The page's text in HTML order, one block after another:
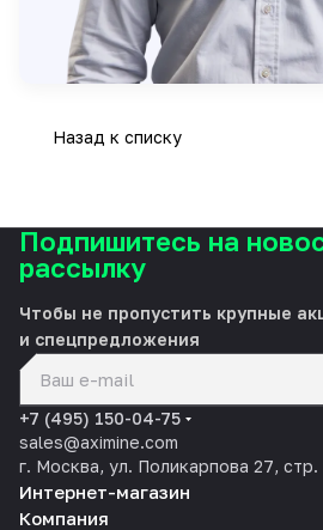
Назад к списку
Подпишитесь на
рассылку
Чтобы не пропустить крупные
и спецпредложения
+7 (495) 150-04-75
sales@aximine.com
г. Москва, ул. Поликарпова 27, стр.
Интернет-магазин
Компания